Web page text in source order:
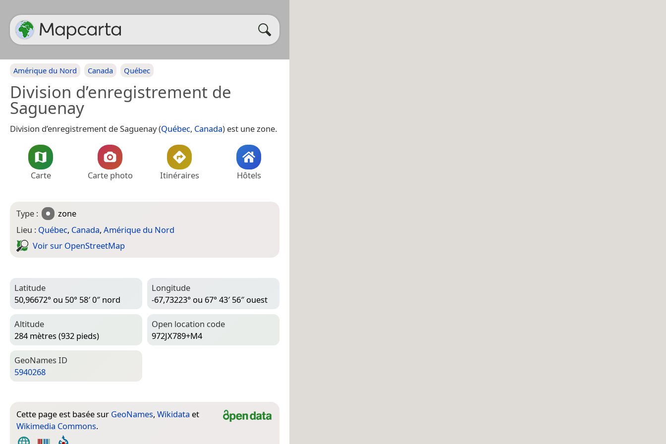
Amérique du Nord Canada Québec
Division d’enregistrement de
Saguenay
Division d’enregistrement de Saguenay (Québec, Canada) est une zone.
Carte Carte photo Itinéraires Hôtels
Type :
zone
Lieu : Québec, Canada, Amérique du Nord
Voir sur Open­Street­Map
Latitude
50,96672° ou 50° 58′ 0″ nord
Longitude
-67,73223° ou 67° 43′ 56″ ouest
Altitude
284 mètres (932 pieds)
Open location code
972JX789+M4
Geo­Names ID
5940268
Cette page est basée sur GeoNames, Wikidata et
Wikimedia Commons.